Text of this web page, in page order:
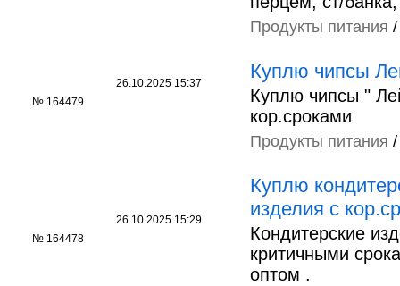
Продукты питания
№ 164479
26.10.2025 15:37
Куплю чипсы
Куплю чипсы "
кор.сроками
Продукты питания
№ 164478
26.10.2025 15:29
Куплю
изделия с
Кондитерские
критичными
оптом .